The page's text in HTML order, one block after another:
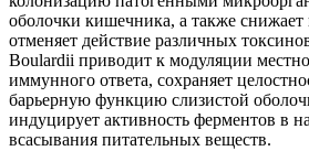
оболочки кишечника, а также
отменяет действие различных
Boulardii приводит к модуляции
иммунного ответа, сохраняет
барьерную функцию слизистой
индуцирует активность ферментов в
всасывания питательных веществ.